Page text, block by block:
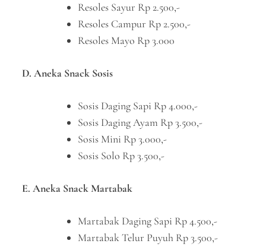
Resoles Sayur Rp 2.500,-
Resoles Campur Rp 2.500,-
Resoles Mayo Rp 3.000
D. Aneka Snack Sosis
Sosis Daging Sapi Rp 4.000,-
Sosis Daging Ayam Rp 3.500,-
Sosis Mini Rp 3.000,-
Sosis Solo Rp 3.500,-
E. Aneka Snack Martabak
Martabak Daging Sapi Rp 4.500,-
Martabak Telur Puyuh Rp 3.500,-